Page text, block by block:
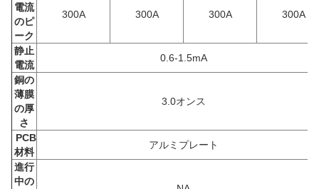
電流
のピ
ーク
300A 300A 300A 300A
静止
電流
0.6-1.5mA
銅の
薄膜
の厚
さ
3.0オンス
PCB
材料
アルミプレート
進行
中の